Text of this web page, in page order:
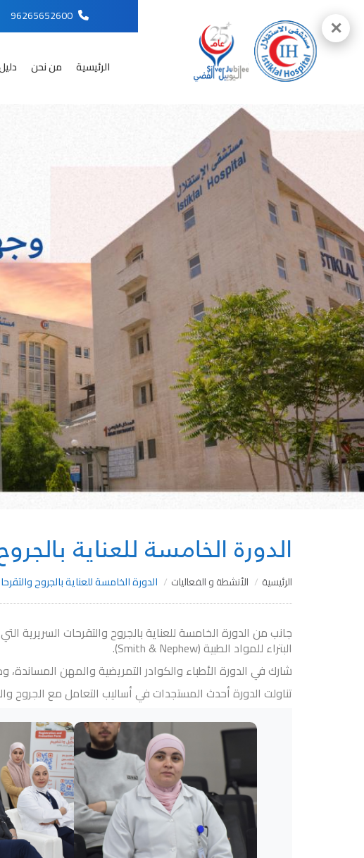
الرئيسية من نحن
الدورة الخامسة للعناية
الرئيسية الأنشطة و الفعاليات الدورة الخامسة للعناية بالجروح
جانب من الدورة الخامسة للعناية بالجروح والتقرحات السريرية
البتراء للمواد الطبية (Smith & Nephew).
شارك في الدورة الأطباء والكوادر التمريضية والمهن المساندة، وذلك خلال
تناولت الدورة أحدث المستجدات في أساليب التعامل مع الجروح
✕